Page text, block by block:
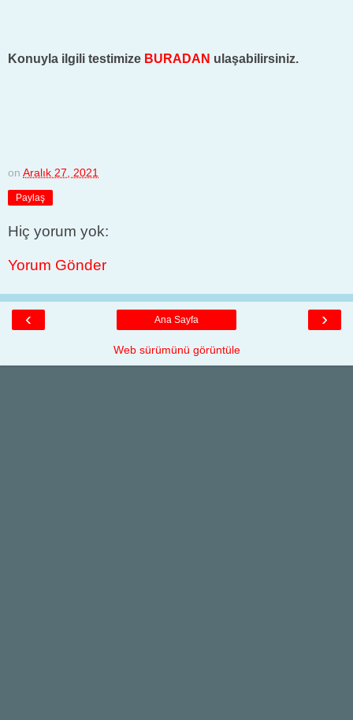
Konuyla ilgili testimize BURADAN ulaşabilirsiniz.
on Aralık 27, 2021
Paylaş
Hiç yorum yok:
Yorum Gönder
‹ ›
Ana Sayfa
Web sürümünü görüntüle